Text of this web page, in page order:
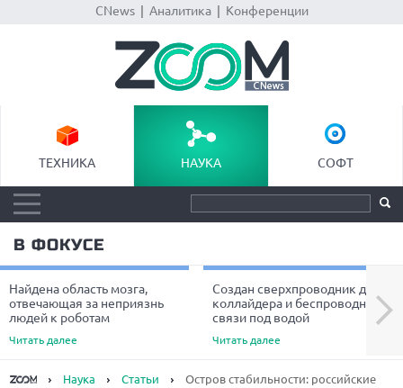
CNews| Аналитика| Конференции
ТЕХНИКА НАУКА СОФТ
В ФОКУСЕ
Найдена область мозга,
отвечающая за неприязнь
людей к роботам
Читать далее
Создан сверхпроводник для
коллайдера и беспроводной
связи под водой
Читать далее
Next
Наука Статьи
Остров стабильности: российские